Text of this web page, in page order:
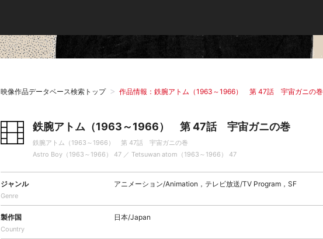
映像作品データベース検索トップ 作品情報：鉄腕アトム（1963～1966） 第 47話 宇宙ガニの巻
鉄腕アトム（1963～1966） 第 47話 宇宙ガニの巻
鉄腕アトム（1963～1966） 第 47話 宇宙ガニの巻
Astro Boy（1963～1966） 47 ／ Tetsuwan atom（1963～1966） 47
ジャンル
Genre
アニメーション/Animation，テレビ放送/TV Program，SF
製作国
Country
日本/Japan